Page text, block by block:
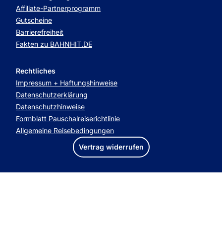
Affiliate-Partnerprogramm
Gutscheine
Barrierefreiheit
Fakten zu BAHNHIT.DE
Rechtliches
Impressum + Haftungshinweise
Datenschutzerklärung
Datenschutzhinweise
Formblatt Pauschalreiserichtlinie
Allgemeine Reisebedingungen
Vertrag widerrufen